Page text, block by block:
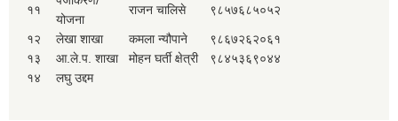
११
योजना
राजन चालिसे ९८५७६८५०५२
१२ लेखा शाखा कमला न्यौपाने
९८६७२६२०६१
१३
आ.ले.प. शाखा मोहन घर्ती क्षेत्री
९८४५३६९०४४
१४
लघु उद्दम